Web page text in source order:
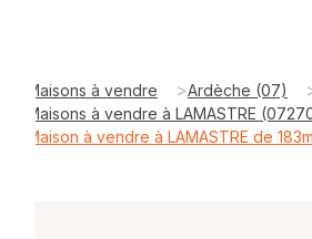
Maisons à vendre >Ardèche (07)
Maisons à vendre à LAMASTRE
Maison à vendre à LAMASTRE de